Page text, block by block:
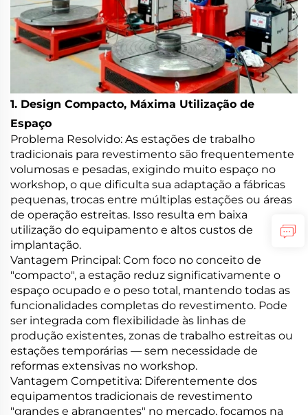
1. Design Compacto, Máxima Utilização de
Espaço
Problema Resolvido: As estações de trabalho
tradicionais para revestimento são frequentemente
volumosas e pesadas, exigindo muito espaço no
workshop, o que dificulta sua adaptação a fábricas
pequenas, trocas entre múltiplas estações ou áreas
de operação estreitas. Isso resulta em baixa
utilização do equipamento e altos custos de
implantação.
Vantagem Principal: Com foco no conceito de
"compacto", a estação reduz significativamente o
espaço ocupado e o peso total, mantendo todas as
funcionalidades completas do revestimento. Pode
ser integrada com flexibilidade às linhas de
produção existentes, zonas de trabalho estreitas ou
estações temporárias — sem necessidade de
reformas extensivas no workshop.
Vantagem Competitiva: Diferentemente dos
equipamentos tradicionais de revestimento
"grandes e abrangentes" no mercado, focamos na